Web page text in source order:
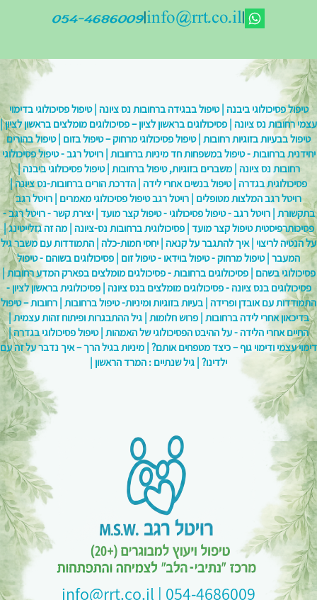
054-4686009|info@rrt.co.il|
טיפול פסיכולוגי ביבנה |טיפול בבגידה ברחובות נס ציונה |טיפול פסיכולוגי בדימוי
עצמי רחובות נס ציונה | פסיכולוגים בראשון לציון – פסיכולוגים מומלצים בראשון לציון |
טיפול בבעיות בזוגיות רחובות |טיפול פסיכולוגי מרחוק – טיפול בזום |טיפול בהורים
יחידנית ברחובות - טיפול במשפחות חד מיניות ברחובות |רויטל רגב - טיפול פסיכולוגי
רחובות נס ציונה |משברים בזוגיות, טיפול ברחובות |טיפול פסיכולוגי ביבנה |
פסיכולוגית בגדרה |טיפול בנשים אחרי לידה | הדרכת הורים ברחובות-נס ציונה |
רויטל רגב המלצות מטופלים | רויטל רגב טיפול פסיכולוגי מאמרים | רויטל רגב
בתקשורת |רויטל רגב - טיפול פסיכולוגי - טיפול קצר מועד |יצירת קשר - רויטל רגב -
פסיכותרפיסטית טיפול קצר מועד |פסיכולוגית ברחובות נס-ציונה |מה זה גזלייטינג |
על הנטיה לריצוי |איך להתגבר על קנאה | יחסי חמות-כלה | התמודדות עם משבר גיל
המעבר |טיפול מרחוק - טיפול בוידאו - טיפול זום | פסיכולוגים בשוהם - טיפול
פסיכולוגי בשהם |פסיכולוגים ברחובות - פסיכולגים מומלצים בפארק המדע רחובות |
פסיכולוגים בנס ציונה - פסיכולוגים מומלצים בנס ציונה |פסיכולוגית בראשון לציון -
התמודדות עם אובדן ופרידה | בעיות בזוגיות ומיניות- טיפול ברחובות | רחובות – טיפול
בדיכאון אחרי לידה ברחובות |פרוש חלומות |גיל ההתבגרות ופיתוח זהות עצמית |
החיים אחרי הלידה - על ההיבט הפסיכולוגי של האמהות |טיפול פסיכולוגי בגדרה |
דימוי עצמי ודימוי גוף – כיצד מטפחים אותם? | מיניות בגיל הרך – איך נדבר על זה עם
ילדינו? | גיל שנתיים : המרד הראשון |
054-4686009 | info@rrt.co.il